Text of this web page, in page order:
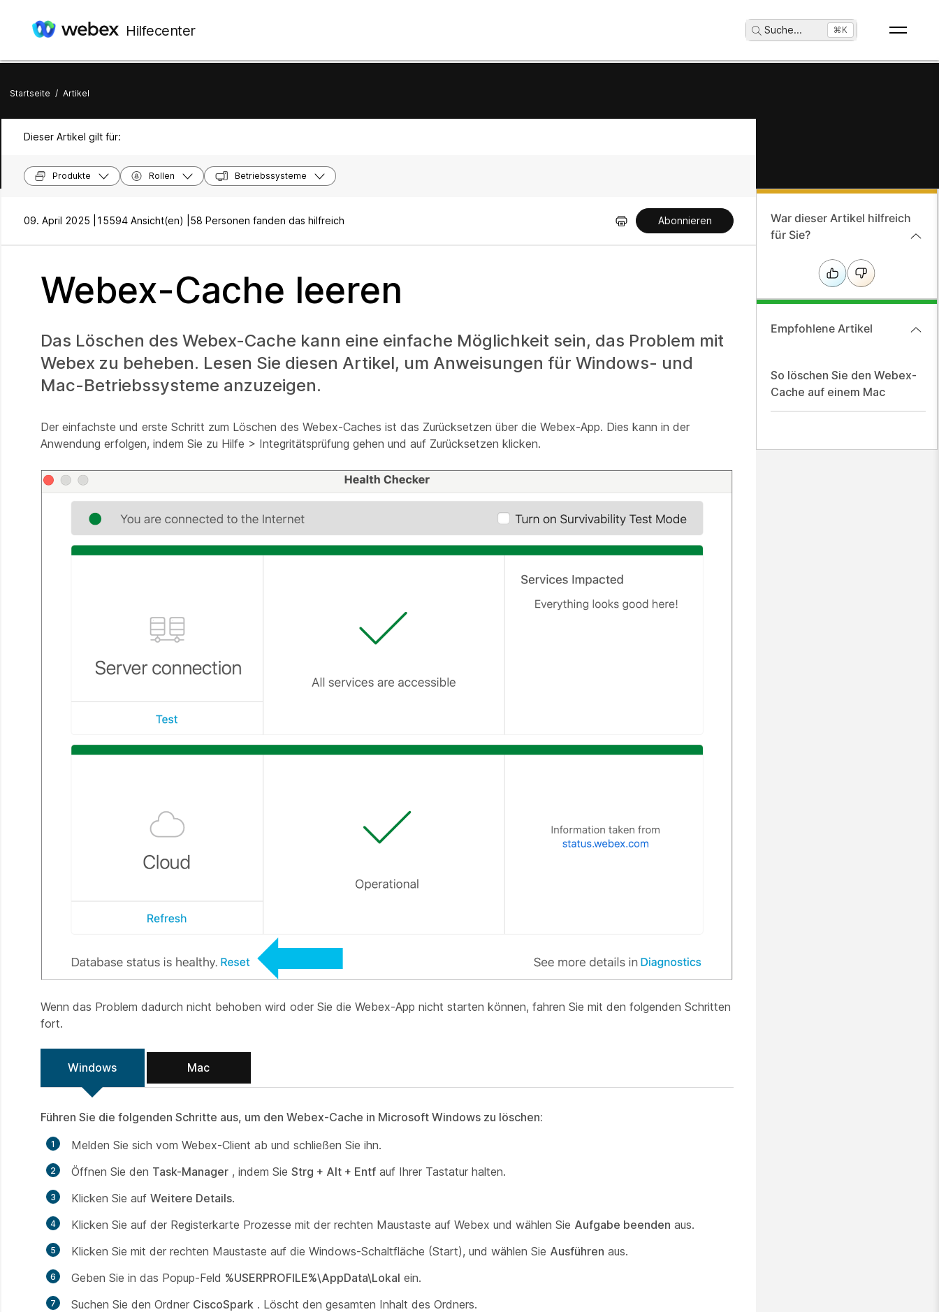
Hilfecenter Suche... ⌘K
Startseite / Artikel
Dieser Artikel gilt für:
Produkte Rollen Betriebssysteme
09. April 2025 | 15594 Ansicht(en) | 58 Personen fanden das hilfreich Abonnieren
Webex-Cache leeren
Das Löschen des Webex-Cache kann eine einfache Möglichkeit sein, das Problem mit
Webex zu beheben. Lesen Sie diesen Artikel, um Anweisungen für Windows- und
Mac-Betriebssysteme anzuzeigen.
Der einfachste und erste Schritt zum Löschen des Webex-Caches ist das Zurücksetzen über die Webex-App. Dies kann in der
Anwendung erfolgen, indem Sie zu Hilfe > Integritätsprüfung gehen und auf Zurücksetzen klicken.
Wenn das Problem dadurch nicht behoben wird oder Sie die Webex-App nicht starten können, fahren Sie mit den folgenden Schritten
fort.
Windows Mac
Führen Sie die folgenden Schritte aus, um den Webex-Cache in Microsoft Windows zu löschen:
Melden Sie sich vom Webex-Client ab und schließen Sie ihn.
Öffnen Sie den Task-Manager , indem Sie Strg + Alt + Entf auf Ihrer Tastatur halten.
Klicken Sie auf Weitere Details.
Klicken Sie auf der Registerkarte Prozesse mit der rechten Maustaste auf Webex und wählen Sie Aufgabe beenden aus.
Klicken Sie mit der rechten Maustaste auf die Windows-Schaltfläche (Start), und wählen Sie Ausführen aus.
Geben Sie in das Popup-Feld %USERPROFILE%\AppData\Lokal ein.
Suchen Sie den Ordner CiscoSpark . Löscht den gesamten Inhalt des Ordners.
War dieser Artikel hilfreich
für Sie?
Empfohlene Artikel
So löschen Sie den Webex-
Cache auf einem Mac